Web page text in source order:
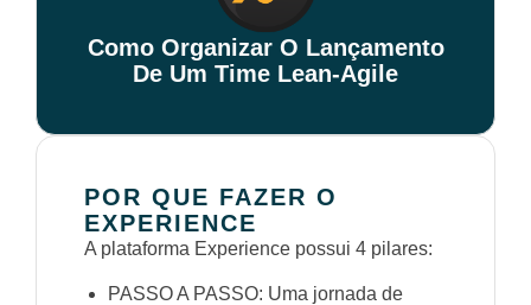
Como Organizar O Lançamento
De Um Time Lean-Agile
POR QUE FAZER O
EXPERIENCE
A plataforma Experience possui 4 pilares:
PASSO A PASSO: Uma jornada de